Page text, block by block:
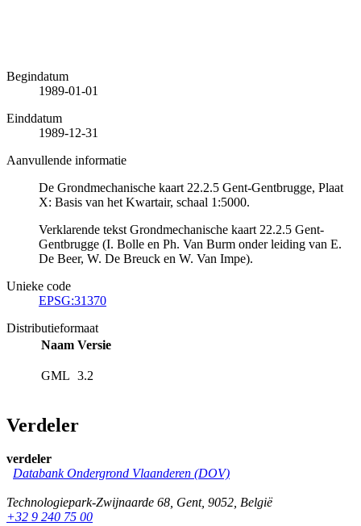
Begindatum
1989-01-01
Einddatum
1989-12-31
Aanvullende informatie
De Grondmechanische kaart 22.2.5 Gent-Gentbrugge, Plaat
X: Basis van het Kwartair, schaal 1:5000.
Verklarende tekst Grondmechanische kaart 22.2.5 Gent-
Gentbrugge (I. Bolle en Ph. Van Burm onder leiding van E.
De Beer, W. De Breuck en W. Van Impe).
Unieke code
EPSG:31370
Distributieformaat
Naam Versie
GML 3.2
Verdeler
verdeler
Databank Ondergrond Vlaanderen (DOV)
Technologiepark-Zwijnaarde 68, Gent, 9052, België
+32 9 240 75 00